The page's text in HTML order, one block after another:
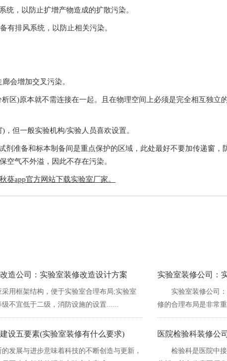
，以防止扩增产物造成的扩散污染。
排风系统，以防止相关污染。
增加交叉污染。
析区)原本就不需连接在一起。且在物理空间上必须是完全相互独立
但一般实验机构/实验人员喜欢设置。
剂准备和标本制备间是重点保护的区域，此处最好不要加传递窗
不外溢，因此不存在污染。
秋葵app官方网站下载实验室厂家。
造公司：实验室装修改造设计方案
用框架结构，便于实验室合理布局;实验室
不宜低于二级，消防设施的设置......
实验室装修公司
实验室装修公司
修的合理布局是非常重
设五要素(实验室装修有什么要求)
发展与进步意味着科技的不断创造与更新，
医院检验科装修公司
检验科是医院中接